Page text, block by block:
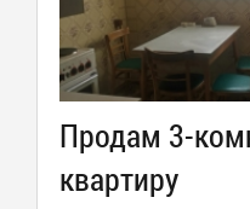
Продам 3-
квартиру